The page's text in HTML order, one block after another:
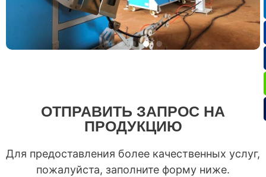
ОТПРАВИТЬ ЗАПРОС НА
ПРОДУКЦИЮ
Для предоставления более качественных услуг,
пожалуйста, заполните форму ниже.